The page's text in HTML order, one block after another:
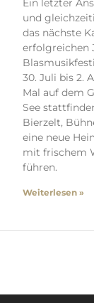
Ein letzter
und
das nächste
erfolgreichen
30. Juli bis 2.
Mal auf dem
See
Bierzelt,
eine neue
mit frischem
führen.
Weiterlesen »